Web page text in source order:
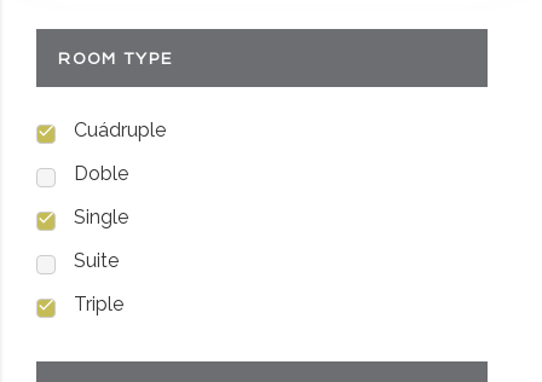
ROOM TYPE
Cuádruple
Doble
Single
Suite
Triple